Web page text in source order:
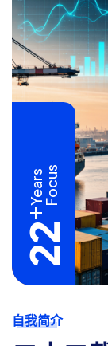
22
+
YearsFocus
自我简介